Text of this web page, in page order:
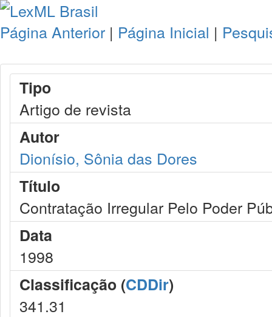
Página Anterior | Página Inicial |
Tipo
Artigo de revista
Autor
Dionísio, Sônia das Dores
Título
Contratação Irregular Pelo Poder
Data
1998
Classificação (CDDir)
341.31